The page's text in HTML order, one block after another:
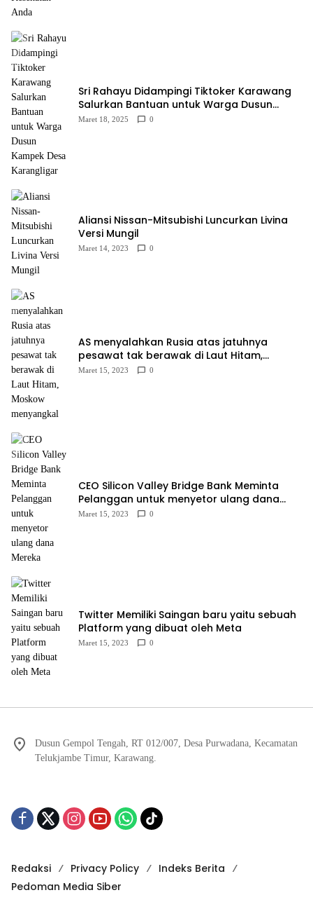
Sri Rahayu Didampingi Tiktoker Karawang
Salurkan Bantuan untuk Warga Dusun
Kampek Desa Karangligar
Maret 18, 2025 0
Aliansi Nissan-Mitsubishi Luncurkan Livina
Versi Mungil
Maret 14, 2023 0
AS menyalahkan Rusia atas jatuhnya
pesawat tak berawak di Laut Hitam,
Moskow menyangkal
Maret 15, 2023 0
CEO Silicon Valley Bridge Bank Meminta
Pelanggan untuk menyetor ulang dana
Mereka
Maret 15, 2023 0
Twitter Memiliki Saingan baru yaitu sebuah
Platform yang dibuat oleh Meta
Maret 15, 2023 0
Dusun Gempol Tengah, RT 012/007, Desa Purwadana, Kecamatan
Telukjambe Timur, Karawang.
Redaksi Privacy Policy
Indeks Berita
Pedoman Media Siber